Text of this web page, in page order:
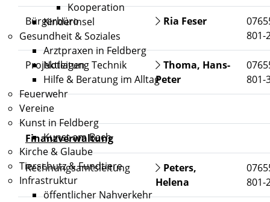
Kooperation
Kinderinsel
Gesundheit & Soziales
Arztpraxen in Feldberg
Notlagen
Hilfe & Beratung im Alltag
Feuerwehr
Vereine
Kunst in Feldberg
Kunst am Bach
Kirche & Glaube
Tierschutz & Fundtiere
Infrastruktur
öffentlicher Nahverkehr
Bürgerbüro Ria Feser
801-
Projektleitung Technik
Thoma, Hans-
Peter
801-
Finanzverwaltung
Rechnungsamtsleitung
Peters,
Helena
801-